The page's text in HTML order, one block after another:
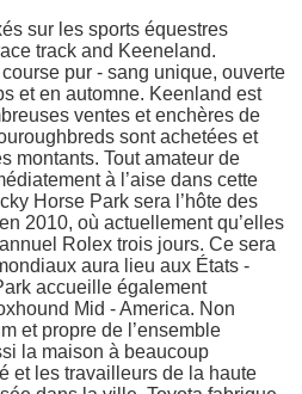
sur les sports équestres
track and Keeneland.
pur - sang unique, ouverte
et en automne. Keenland est
ventes et enchères de
sont achetées et
montants. Tout amateur de
à l’aise dans cette
Horse Park sera l’hôte des
2010, où actuellement qu’elles
Rolex trois jours. Ce sera
aura lieu aux États -
accueille également
Mid - America. Non
et propre de l’ensemble
la maison à beaucoup
et les travailleurs de la haute